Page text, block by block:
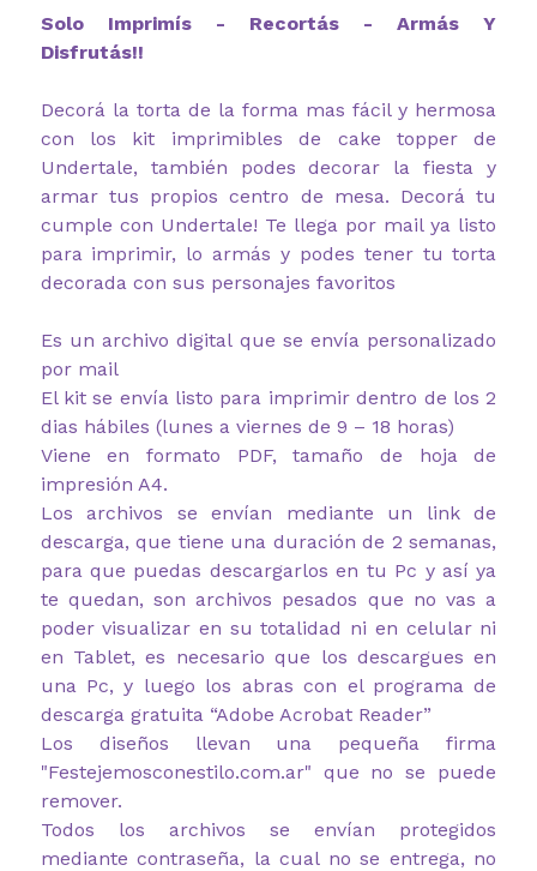
Solo Imprimís - Recortás - Armás Y
Disfrutás!!
Decorá la torta de la forma mas fácil y hermosa
con los kit imprimibles de cake topper de
Undertale, también podes decorar la fiesta y
armar tus propios centro de mesa. Decorá tu
cumple con Undertale! Te llega por mail ya listo
para imprimir, lo armás y podes tener tu torta
decorada con sus personajes favoritos
Es un archivo digital que se envía personalizado
por mail
El kit se envía listo para imprimir dentro de los 2
dias hábiles (lunes a viernes de 9 – 18 horas)
Viene en formato PDF, tamaño de hoja de
impresión A4.
Los archivos se envían mediante un link de
descarga, que tiene una duración de 2 semanas,
para que puedas descargarlos en tu Pc y así ya
te quedan, son archivos pesados que no vas a
poder visualizar en su totalidad ni en celular ni
en Tablet, es necesario que los descargues en
una Pc, y luego los abras con el programa de
descarga gratuita “Adobe Acrobat Reader”
Los diseños llevan una pequeña firma
"Festejemosconestilo.com.ar" que no se puede
remover.
Todos los archivos se envían protegidos
mediante contraseña, la cual no se entrega, no